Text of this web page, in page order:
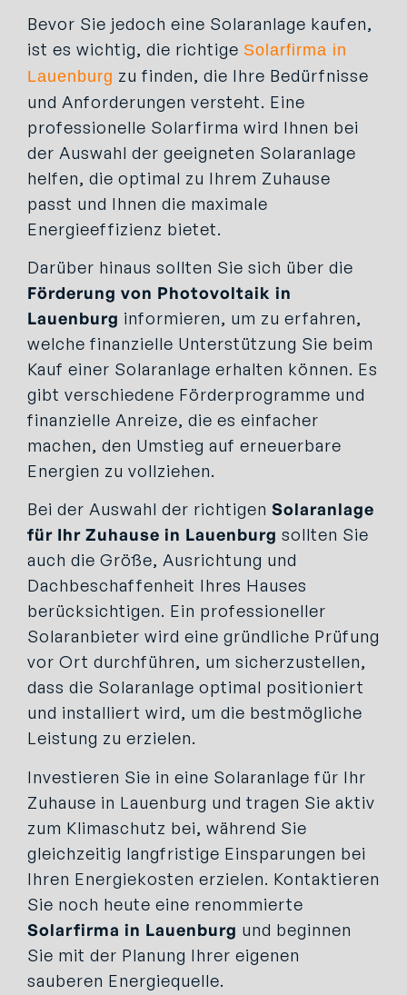
Bevor Sie jedoch eine Solaranlage kaufen,
ist es wichtig, die richtige Solarfirma in
Lauenburg zu finden, die Ihre Bedürfnisse
und Anforderungen versteht. Eine
professionelle Solarfirma wird Ihnen bei
der Auswahl der geeigneten Solaranlage
helfen, die optimal zu Ihrem Zuhause
passt und Ihnen die maximale
Energieeffizienz bietet.
Darüber hinaus sollten Sie sich über die
Förderung von Photovoltaik in
Lauenburg informieren, um zu erfahren,
welche finanzielle Unterstützung Sie beim
Kauf einer Solaranlage erhalten können. Es
gibt verschiedene Förderprogramme und
finanzielle Anreize, die es einfacher
machen, den Umstieg auf erneuerbare
Energien zu vollziehen.
Bei der Auswahl der richtigen Solaranlage
für Ihr Zuhause in Lauenburg sollten Sie
auch die Größe, Ausrichtung und
Dachbeschaffenheit Ihres Hauses
berücksichtigen. Ein professioneller
Solaranbieter wird eine gründliche Prüfung
vor Ort durchführen, um sicherzustellen,
dass die Solaranlage optimal positioniert
und installiert wird, um die bestmögliche
Leistung zu erzielen.
Investieren Sie in eine Solaranlage für Ihr
Zuhause in Lauenburg und tragen Sie aktiv
zum Klimaschutz bei, während Sie
gleichzeitig langfristige Einsparungen bei
Ihren Energiekosten erzielen. Kontaktieren
Sie noch heute eine renommierte
Solarfirma in Lauenburg und beginnen
Sie mit der Planung Ihrer eigenen
sauberen Energiequelle.